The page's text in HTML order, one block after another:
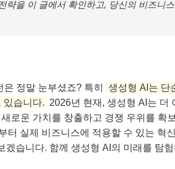
략을 이 글에서 확인하고, 당신의 비즈니
정말 눈부셨죠? 특히
생성형 AI는 단
있습니다. 2026년 현재, 생성형 AI는 더
로운 가치를 창출하고 경쟁 우위를 확
터 실제 비즈니스에 적용할 수 있는 혁
습니다. 함께 생성형 AI의 미래를 탐